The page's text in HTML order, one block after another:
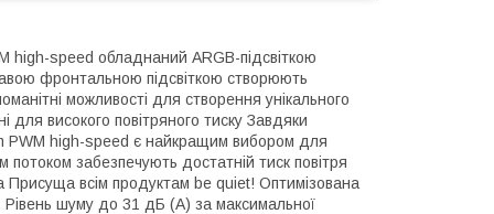
high-speed обладнаний ARGB-підсвіткою
фронтальною підсвіткою створюють
можливості для створення унікального
для високого повітряного тиску Завдяки
PWM high-speed є найкращим вибором для
забезпечують достатній тиск повітря
Присуща всім продуктам be quiet! Оптимізована
Рівень шуму до 31 дБ (А) за максимальної